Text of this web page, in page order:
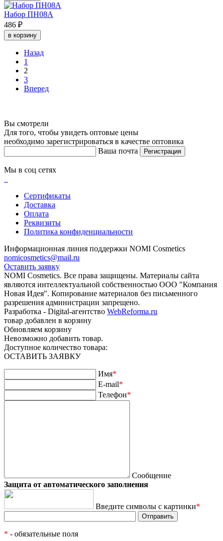
Набор ПН08А
486 ₽
в корзину
Назад
1
2
3
Вперед
Вы смотрели
Для того, чтобы увидеть оптовые цены
необходимо зарегистрироваться в качестве оптовика
Ваша почта
Регистрация
Мы в соц сетях
Сертификаты
Доставка
Оплата
Реквизиты
Политика конфиденциальности
Информационная линия поддержки NOMI Сosmetics
nomicosmetics@mail.ru
Оставить заявку
NOMI Сosmetics. Все права защищены. Материалы сайта
являются интеллектуальной собственностью ООО "Компания
Новая Идея". Копирование материалов без письменного
разрешения администрации запрещено.
Разработка - Digital-агентство WebReforma.ru
товар добавлен в корзину
Обновляем корзину
Невозможно добавить товар.
Доступное количество товара:
ОСТАВИТЬ ЗАЯВКУ
Имя*
E-mail*
Телефон*
Сообщение
Защита от автоматического заполнения
Введите символы с картинки*
* - обязательные поля